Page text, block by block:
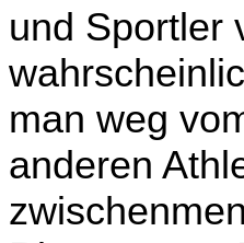
und Sportler
man weg
anderen